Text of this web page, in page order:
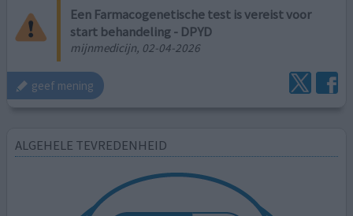
Een Farmacogenetische test is vereist voor
start behandeling - DPYD
mijnmedicijn, 02-04-2026
geef mening
ALGEHELE TEVREDENHEID